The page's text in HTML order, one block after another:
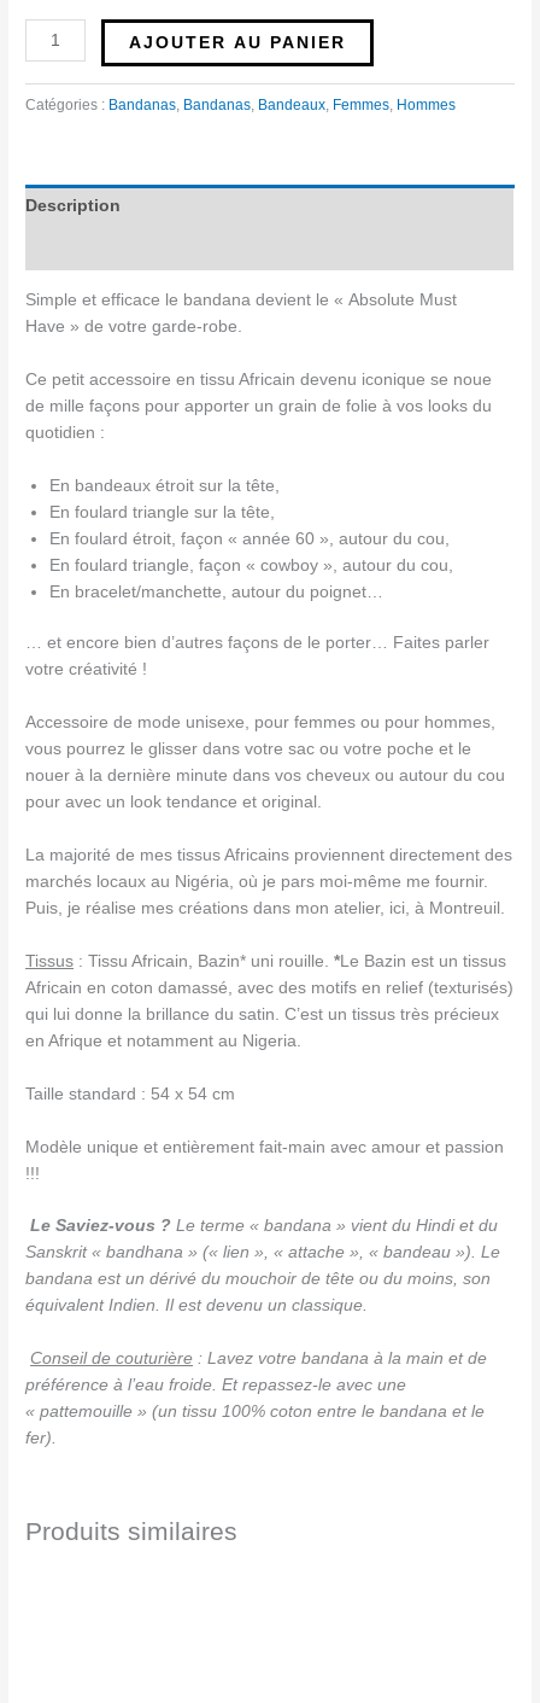
AJOUTER AU PANIER
Catégories : Bandanas, Bandanas, Bandeaux, Femmes, Hommes
Description
Simple et efficace le bandana devient le « Absolute Must
Have » de votre garde-robe.
Ce petit accessoire en tissu Africain devenu iconique se noue
de mille façons pour apporter un grain de folie à vos looks du
quotidien :
En bandeaux étroit sur la tête,
En foulard triangle sur la tête,
En foulard étroit, façon « année 60 », autour du cou,
En foulard triangle, façon « cowboy », autour du cou,
En bracelet/manchette, autour du poignet…
… et encore bien d’autres façons de le porter… Faites parler
votre créativité !
Accessoire de mode unisexe, pour femmes ou pour hommes,
vous pourrez le glisser dans votre sac ou votre poche et le
nouer à la dernière minute dans vos cheveux ou autour du cou
pour avec un look tendance et original.
La majorité de mes tissus Africains proviennent directement des
marchés locaux au Nigéria, où je pars moi-même me fournir.
Puis, je réalise mes créations dans mon atelier, ici, à Montreuil.
Tissus : Tissu Africain, Bazin* uni rouille.* Le Bazin est un tissus
Africain en coton damassé, avec des motifs en relief (texturisés)
qui lui donne la brillance du satin. C’est un tissus très précieux
en Afrique et notamment au Nigeria.
Taille standard : 54 x 54 cm
Modèle unique et entièrement fait-main avec amour et passion
!!!
Le Saviez-vous ?Le terme « bandana » vient du Hindi et du
Sanskrit « bandhana » (« lien », « attache », « bandeau »). Le
bandana est un dérivé du mouchoir de tête ou du moins, son
équivalent Indien. Il est devenu un classique.
Conseil de couturière : Lavez votre bandana à la main et de
préférence à l’eau froide. Et repassez-le avec une
« pattemouille » (un tissu 100% coton entre le bandana et le
fer).
Produits similaires